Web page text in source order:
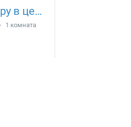
Сдадим квартиру в центре города
1 комната